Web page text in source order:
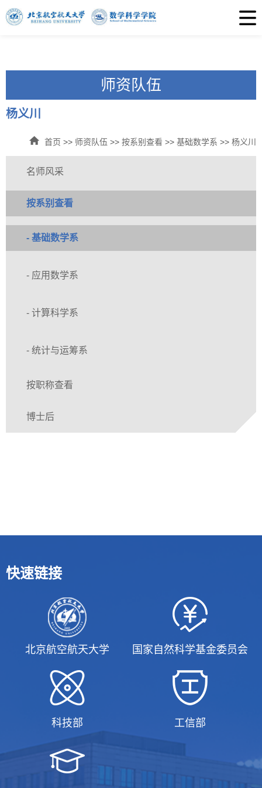
师资队伍
杨义川
首页 >> 师资队伍 >> 按系别查看 >> 基础数学系 >> 杨义川
名师风采
按系别查看
- 基础数学系
- 应用数学系
- 计算科学系
- 统计与运筹系
按职称查看
博士后
快速链接
北京航空航天大学 国家自然科学基金委员会
科技部 工信部